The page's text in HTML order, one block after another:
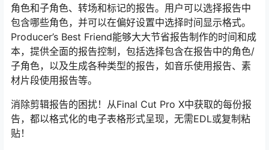
角色和子角色、转场和标记的报告。用户可以选择报告中
包含哪些角色，并可以在偏好设置中选择时间显示格式。
Producer’s Best Friend能够大大节省报告制作的时间和成
本，提供全面的报告控制，包括选择包含在报告中的角色/
子角色，以及生成各种类型的报告，如音乐使用报告、素
材片段使用报告等。
消除剪辑报告的困扰！从Final Cut Pro X中获取的每份报
告，都以格式化的电子表格形式呈现，无需EDL或复制粘
贴！